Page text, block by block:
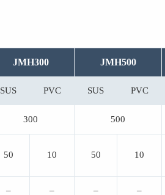
JMH300 JMH500
SUS PVC SUS PVC
300 500
50 10 50 10
– – – –